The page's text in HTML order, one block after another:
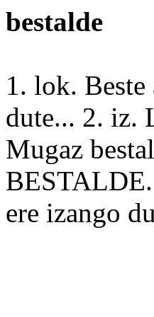
bestalde
1. lok. Beste
dute... 2. iz.
Mugaz
ere izango